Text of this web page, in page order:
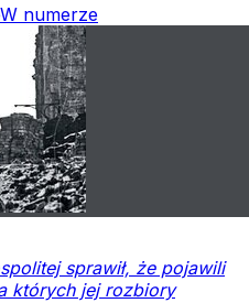
W numerze
sprawił, że pojawili
których jej rozbiory